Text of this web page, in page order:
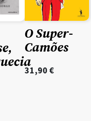
O Super-
Camões
31,90 €